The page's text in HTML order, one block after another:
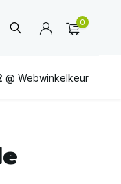
0
ALTIJDeerlijk
@ Webwinkelkeur